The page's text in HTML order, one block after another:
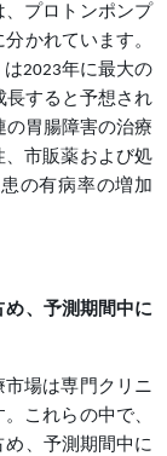
プロトンポンプ
かれています。
2023年に最大の
長すると予想され
の胃腸障害の治療
、市販薬および処
の有病率の増加
め、予測期間中に
場は専門クリニ
これらの中で、
め、予測期間中に